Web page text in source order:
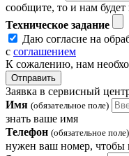
сообщите, то и нам будет
Техническое задание
Даю согласие на
с соглашением
К сожалению, нам
Отправить
Заявка в сервисный
Имя (обязательное поле)
знать ваше имя
Телефон (обязательное поле)
нужен ваш номер, чтобы